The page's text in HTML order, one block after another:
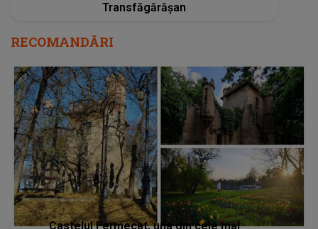
Transfăgărășan
RECOMANDĂRI
Castelul Fermecat, una din cele mai